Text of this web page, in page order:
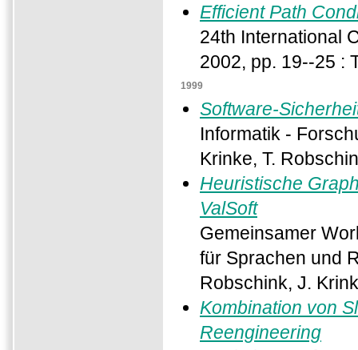
Efficient Path
24th International
2002, pp. 19--25 :
1999
Software-
Informatik -
Krinke, T.
Heuristische
ValSoft
Gemeinsamer
für Sprachen und
Robschink, J.
Kombination von
Reengineering